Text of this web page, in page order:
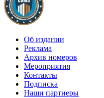
Об издании
Реклама
Архив номеров
Мероприятия
Контакты
Подписка
Наши партнеры